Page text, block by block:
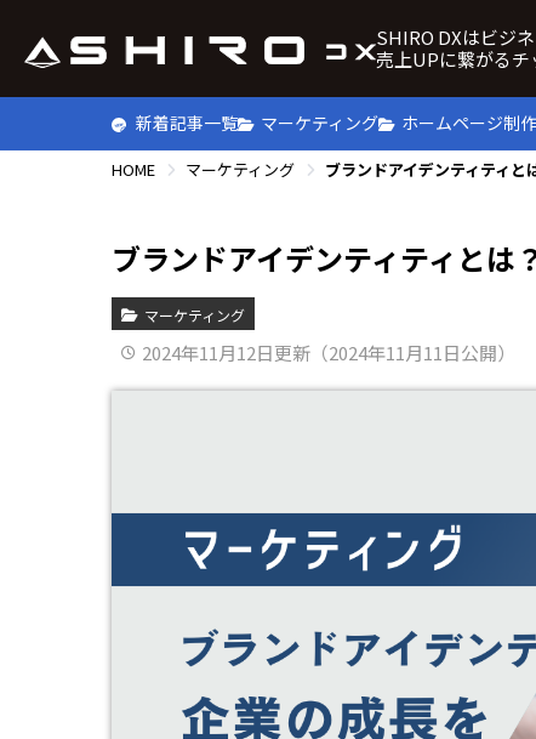
SHIRO DXはビジ
売上UPに繋がる
新着記事一覧 マーケティング ホームページ制作
HOME マーケティング ブランドアイデンティティ
ブランドアイデンティティとは
マーケティング
2024年11月12日更新（2024年11月11日公開）